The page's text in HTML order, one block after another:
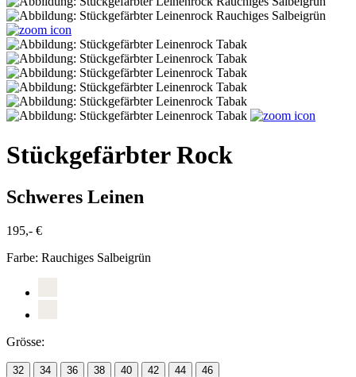
Stückgefärbter Rock
Schweres Leinen
195,- €
Farbe: Rauchiges Salbeigrün
Grösse:
32 34 36 38 40 42 44 46